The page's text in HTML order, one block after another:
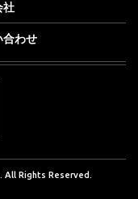
社
合わせ
All Rights Reserved.